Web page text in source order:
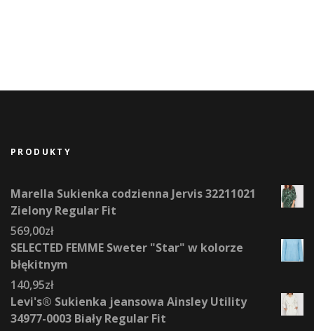
PRODUKTY
Marella Sukienka codzienna Jervis 32211021
Zielony Regular Fit
569,00zł
SELECTED FEMME Sweter "Star" w kolorze
błękitnym
140,95zł
Levi's® Sukienka jeansowa Ainsley Utility
34977-0003 Biały Regular Fit